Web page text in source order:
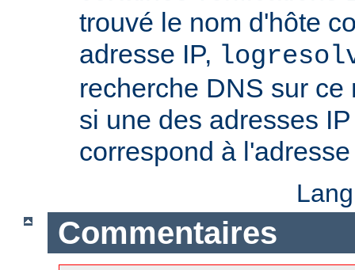
trouvé le nom d'hôte
adresse IP,
recherche DNS sur
si une des adresses
correspond à
Commentaires